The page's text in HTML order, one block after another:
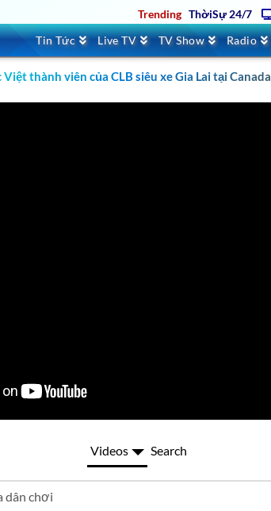
Trending ThờiSự 24/7
Tin Tức Live TV TV Show Radio
thành viên của CLB siêu xe Gia Lai tại Canada
Videos Search